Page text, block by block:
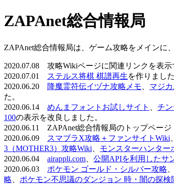
ZAPAnet総合情報局
ZAPAnet総合情報局は、ゲーム攻略をメインに
2020.07.08 攻略Wikiページに関連リンクを表示
2020.07.01
ステルス将棋 棋譜再生を作りました
2020.06.20
降魔霊符伝イヅナ攻略メモ マジ
た。
2020.06.14 めんまフォントお試しサイト チ
100の表示を改良しました。
2020.06.11 ZAPAnet総合情報局のトップペー
2020.06.09
スマブラX攻略＋ファンサイトWiki
3（MOTHER3）攻略Wiki
モンスターハンター
2020.06.04 airappli.com 公開APIを利用したサ
2020.06.03 ポケモン ゴールド・シルバー攻略
略
ポケモン不思議のダンジョン 時・闇の探検